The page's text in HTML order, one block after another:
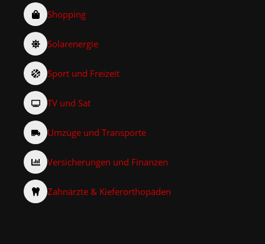
Shopping
Solarenergie
Sport und Freizeit
TV und Sat
Umzüge und Transporte
Versicherungen und Finanzen
Zahnärzte & Kieferorthopäden